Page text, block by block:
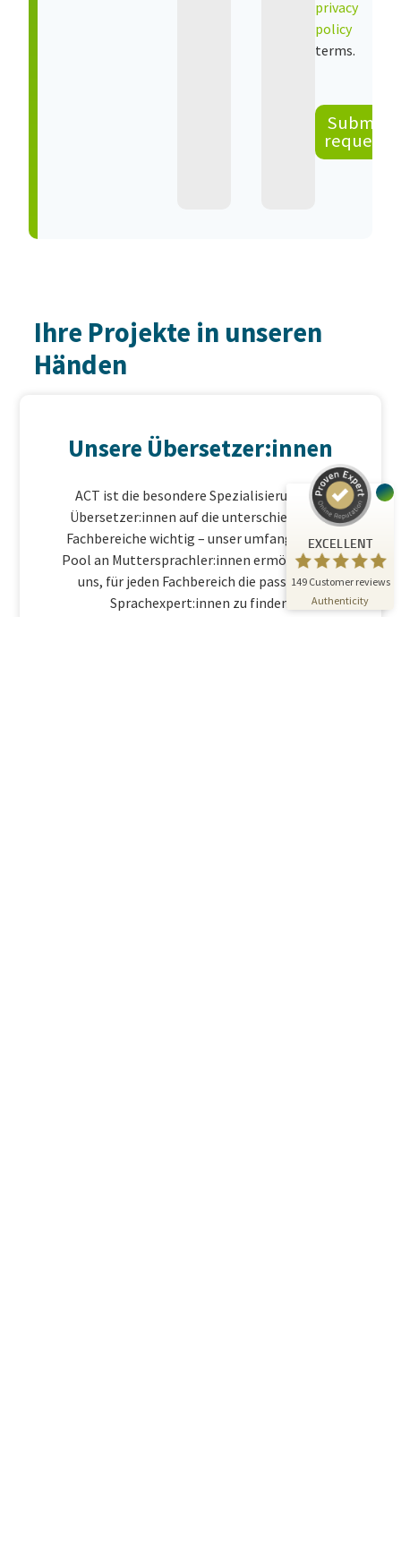
privacy
policy
terms.
Submit
request
Ihre Projekte in unseren
Händen
Unsere Übersetzer:innen
ACT ist die besondere Spezialisierung der
Übersetzer:innen auf die unterschiedlichen
Fachbereiche wichtig – unser umfangreicher
Pool an Muttersprachler:innen ermöglicht es
uns, für jeden Fachbereich die passenden
Sprachexpert:innen zu finden.
EXCELLENT
149 Customer reviews
Authenticity
ProvenExpert.com
4.81
/
5.00
24
Reviews on
ProvenExpert.com
125
Reviews from
3
other sources
View profile on
07/01/2026